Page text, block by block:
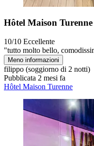
Hôtel Maison Turenne
10/10 Eccellente
"tutto molto bello,
Meno informazioni
filippo (soggiorno di 2 notti)
Pubblicata 2 mesi fa
Hôtel Maison Turenne